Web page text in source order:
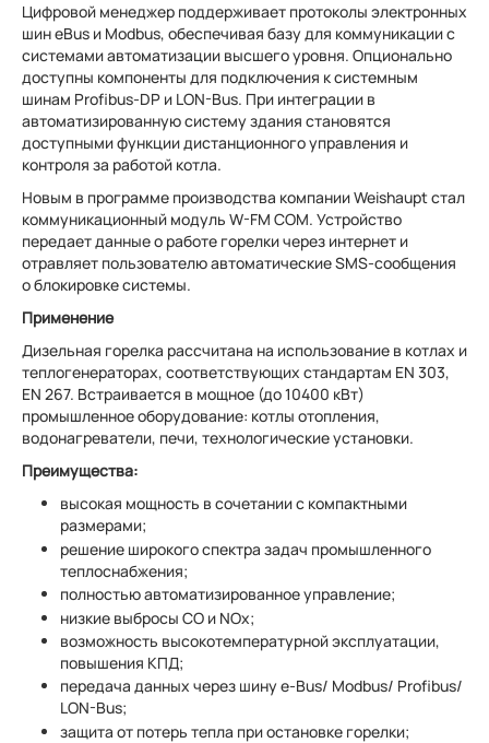
Цифровой менеджер поддерживает протоколы электронных
шин eBus и Modbus, обеспечивая базу для коммуникации с
системами автоматизации высшего уровня. Опционально
доступны компоненты для подключения к системным
шинам Profibus-DP и LON-Bus. При интеграции в
автоматизированную систему здания становятся
доступными функции дистанционного управления и
контроля за работой котла.
Новым в программе производства компании Weishaupt стал
коммуникационный модуль W-FM COM. Устройство
передает данные о работе горелки через интернет и
отравляет пользователю автоматические SMS-сообщения
о блокировке системы.
Применение
Дизельная горелка рассчитана на использование в котлах и
теплогенераторах, соответствующих стандартам EN 303,
EN 267. Встраивается в мощное (до 10400 кВт)
промышленное оборудование: котлы отопления,
водонагреватели, печи, технологические установки.
Преимущества:
высокая мощность в сочетании с компактными
размерами;
решение широкого спектра задач промышленного
теплоснабжения;
полностью автоматизированное управление;
низкие выбросы СО и NОx;
возможность высокотемпературной эксплуатации,
повышения КПД;
передача данных через шину e-Bus/ Modbus/ Profibus/
LON-Bus;
защита от потерь тепла при остановке горелки;